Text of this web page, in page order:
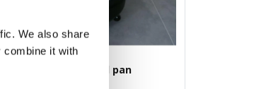
We also share
combine it with
Warmhoud pan